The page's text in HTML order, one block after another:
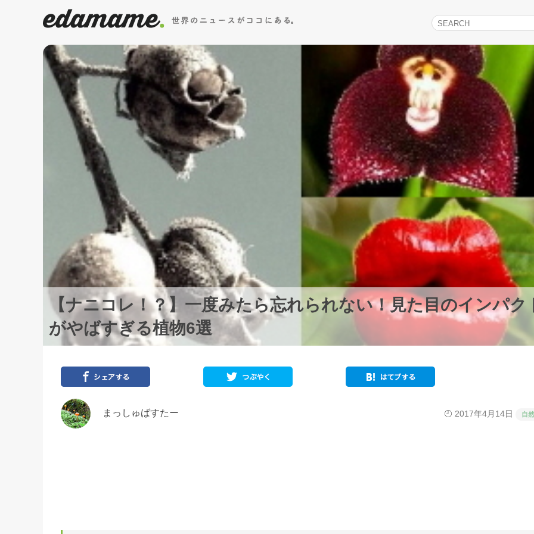
【ナニコレ！？】一度みたら忘れられない！見た目のインパク
がやばすぎる植物6選
まっしゅばすたー 2017年4月14日 自然